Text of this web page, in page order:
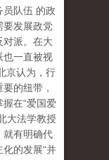
员队伍 的政
要发展政党
对派。在大
也一直被视
京认为，行
的纽带，
在“爱国爱
大法学教授
就有明确代
的发展“并